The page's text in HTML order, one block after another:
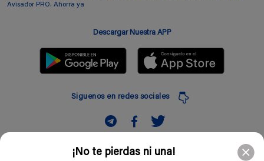
¡No te pierdas ni una!
Avisador PRO. Ahorra ya
Descargar Nuestra APP
Siguenos en redes sociales
Suscribir